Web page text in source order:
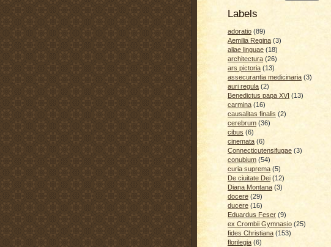
Labels
adoratio (89)
Aemilia Regina (3)
aliae linguae (18)
architectura (26)
ars pictoria (13)
assecurantia medicinaria (3)
auri regula (2)
Benedictus papa XVI (13)
carmina (16)
causalitas finalis (2)
cerebrum (36)
cibus (6)
cinemata (6)
Connecticutensifugae (3)
conubium (54)
curia suprema (5)
De ciuitate Dei (12)
Diana Montana (3)
docere (29)
ducere (16)
Eduardus Feser (9)
ex Crombii Gymnasio (25)
fides Christiana (153)
florilegia (6)